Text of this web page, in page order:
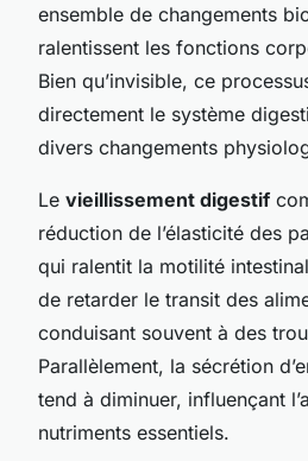
ensemble de changements
ralentissent les fonctions
Bien qu’invisible, ce
directement le système
divers changements
Le vieillissement digestif
réduction de l’élasticité des
qui ralentit la motilité
de retarder le transit des
conduisant souvent à des
Parallèlement, la sécrétion
tend à diminuer, influençant
nutriments essentiels.